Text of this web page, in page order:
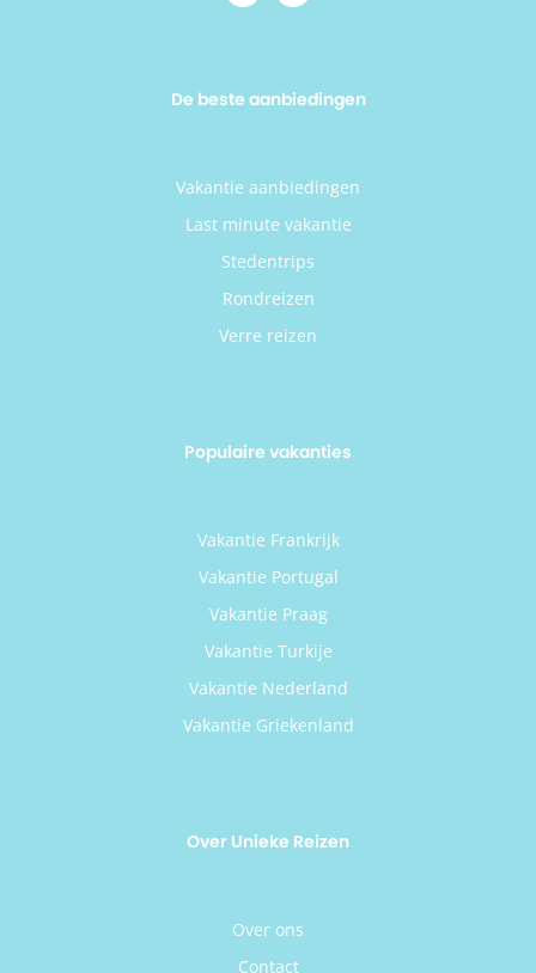
De beste aanbiedingen
Vakantie aanbiedingen
Last minute vakantie
Stedentrips
Rondreizen
Verre reizen
Populaire vakanties
Vakantie Frankrijk
Vakantie Portugal
Vakantie Praag
Vakantie Turkije
Vakantie Nederland
Vakantie Griekenland
Over Unieke Reizen
Over ons
Contact